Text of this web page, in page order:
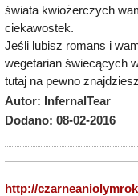
świata kwiożerczych
ciekawostek.
Jeśli lubisz romans i
wegetarian świecących
tutaj na pewno
Autor: InfernalTear
Dodano: 08-02-2016
http://